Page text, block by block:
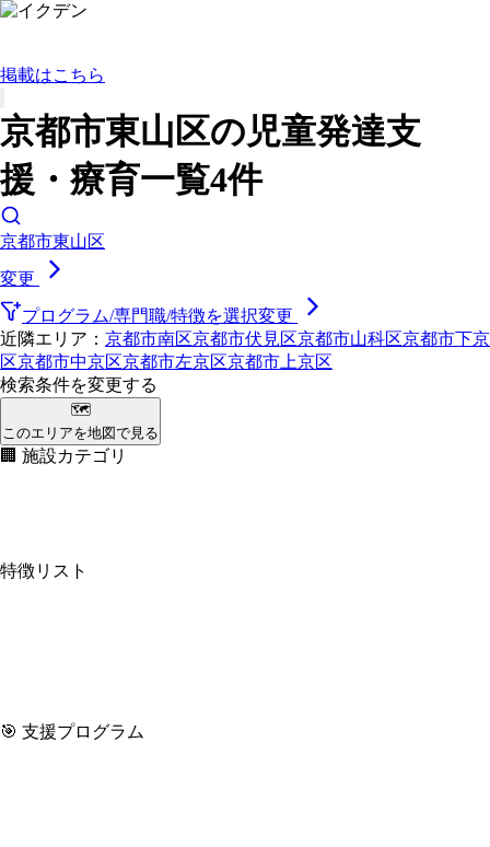
掲載はこちら
京都市東山区の児童発達支
援・療育一覧4件
京都市東山区
変更
プログラム/専門職/特徴を選択変更
近隣エリア： 京都市南区京都市伏見区京都市山科区京都市下京
区京都市中京区京都市左京区京都市上京区
検索条件を変更する
🗺
このエリアを地図で見る
🏢 施設カテゴリ
特徴リスト
🎯 支援プログラム